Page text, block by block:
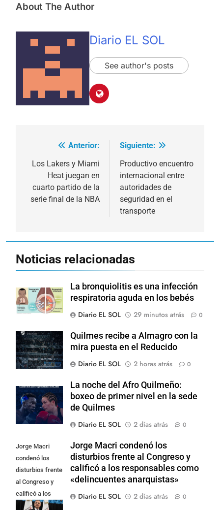
About The Author
Diario EL SOL
See author's posts
Navegación
de
entradas
Anterior:
Los Lakers y Miami
Heat juegan en
cuarto partido de la
serie final de la NBA
Siguiente:
Productivo encuentro
internacional entre
autoridades de
seguridad en el
transporte
Noticias relacionadas
La bronquiolitis es una infección
respiratoria aguda en los bebés
Diario EL SOL
29 minutos atrás 0
Quilmes recibe a Almagro con la
mira puesta en el Reducido
Diario EL SOL
2 horas atrás 0
La noche del Afro Quilmeño:
boxeo de primer nivel en la sede
de Quilmes
Diario EL SOL
2 días atrás 0
Jorge Macri
condenó los
disturbios frente
al Congreso y
calificó a los
responsables
Jorge Macri condenó los
disturbios frente al Congreso y
calificó a los responsables como
«delincuentes anarquistas»
Diario EL SOL
2 días atrás 0